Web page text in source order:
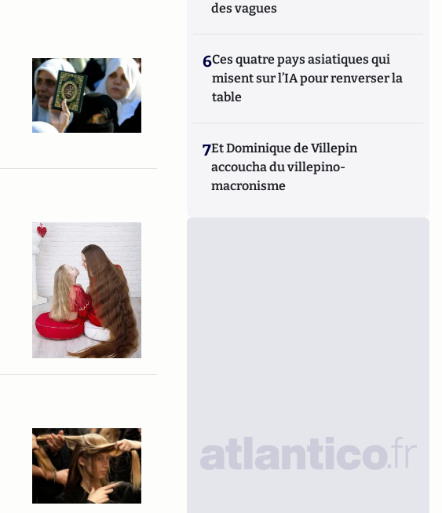
des vagues
6Ces quatre pays asiatiques qui
misent sur l’IA pour renverser la
table
7Et Dominique de Villepin
accoucha du villepino-
macronisme